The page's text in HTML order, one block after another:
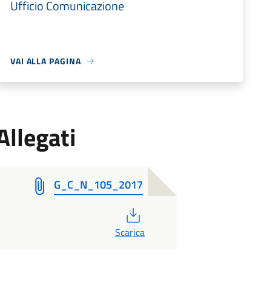
Ufficio Comunicazione
VAI ALLA PAGINA
G_C_N_105_2017
Scarica